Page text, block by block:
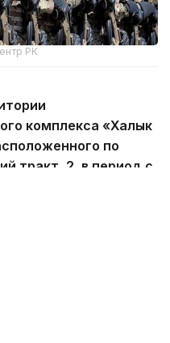
РК
комплекса «Халык
по
тракт, 2, в период с